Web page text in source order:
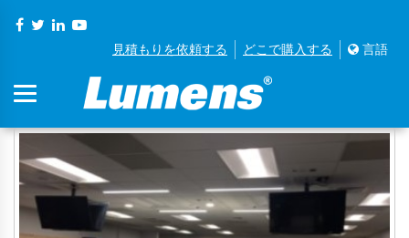
見積もりを依頼する どこで購入する 言語